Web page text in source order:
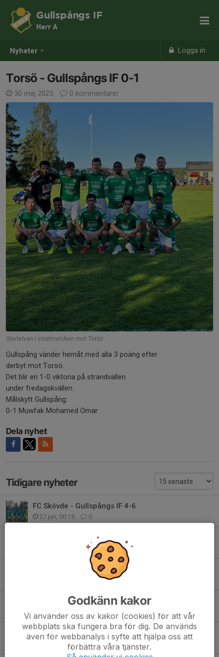
Nyheter Logga in
Gullspångs IF
Herr A
Torsö - Gullspångs IF 0-1
30 maj 2025 0 kommentarer
Startelvan i vinstmatchen mot Torsö
Gullspång vänder hemåt med alla 3 poäng efter
derbyt mot Torsö.
Det blir en 1-0 viktoria på strandvallen
under fredagskvällen.
Målskytt Gullspång:
0-1 Muwfak Mohamed Omar
Dela nyhet
Tidigare nyheter
FC Skövde - Gullspångs IF 4-6
27 jun, 00:15 0
Gullspångs IF - Torsö 0-1
0
Vinninga AIF - Gullspångs IF 3-4
Gullspångs IF - Töreboda IK 0-4
5 jun, 23:36
Hova/weimer - Gullspångs IF 1-3
29 maj, 23:45 0
Godkänn kakor
Vi använder oss av kakor (cookies) för att vår
webbplats ska fungera bra för dig. De används
även för webbanalys i syfte att hjälpa oss att
förbättra våra tjänster.